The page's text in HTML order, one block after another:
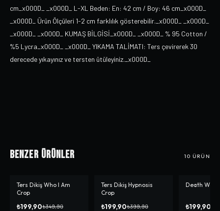
cm_x000D_ _x000D_ L-XL Beden: En: 42 cm / Boy: 46 cm_x000D_
_x000D_ Ürün Ölçüleri 1-2 cm farklılık gösterebilir._x000D_ _x000D_
_x000D_ _x000D_ KUMAŞ BİLGİSİ_x000D_ _x000D_ % 95 Cotton /
%5 Lycra_x000D_ _x000D_ YIKAMA TALİMATI: Ters çevirerek 30
derecede yıkayınız ve tersten ütüleyiniz._x000D_
Benzer Ürünler 10 ÜRÜN
-%43
Ters Dikiş Who I Am
Crop
₺199,90₺349,90
-%50
Ters Dikiş Hypnosis
Crop
₺199,90₺399,90
-%50
Death We
₺199,90